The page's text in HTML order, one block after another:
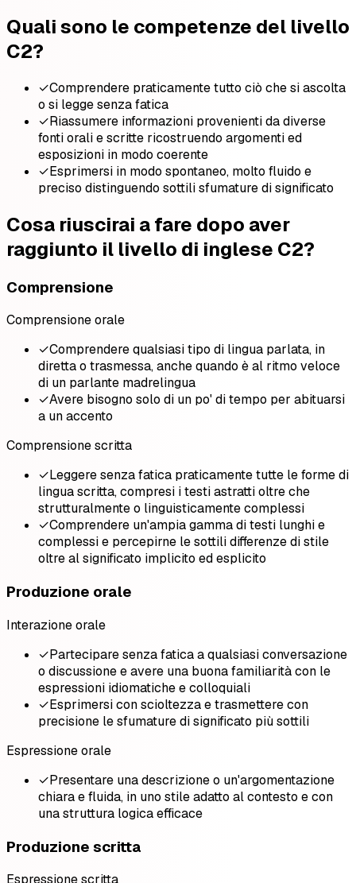
Quali sono le competenze del livello
C2?
✓Comprendere praticamente tutto ciò che si ascolta
o si legge senza fatica
✓Riassumere informazioni provenienti da diverse
fonti orali e scritte ricostruendo argomenti ed
esposizioni in modo coerente
✓Esprimersi in modo spontaneo, molto fluido e
preciso distinguendo sottili sfumature di significato
Cosa riuscirai a fare dopo aver
raggiunto il livello di inglese C2?
Comprensione
Comprensione orale
✓Comprendere qualsiasi tipo di lingua parlata, in
diretta o trasmessa, anche quando è al ritmo veloce
di un parlante madrelingua
✓Avere bisogno solo di un po' di tempo per abituarsi
a un accento
Comprensione scritta
✓Leggere senza fatica praticamente tutte le forme di
lingua scritta, compresi i testi astratti oltre che
strutturalmente o linguisticamente complessi
✓Comprendere un'ampia gamma di testi lunghi e
complessi e percepirne le sottili differenze di stile
oltre al significato implicito ed esplicito
Produzione orale
Interazione orale
✓Partecipare senza fatica a qualsiasi conversazione
o discussione e avere una buona familiarità con le
espressioni idiomatiche e colloquiali
✓Esprimersi con scioltezza e trasmettere con
precisione le sfumature di significato più sottili
Espressione orale
✓Presentare una descrizione o un'argomentazione
chiara e fluida, in uno stile adatto al contesto e con
una struttura logica efficace
Produzione scritta
Espressione scritta